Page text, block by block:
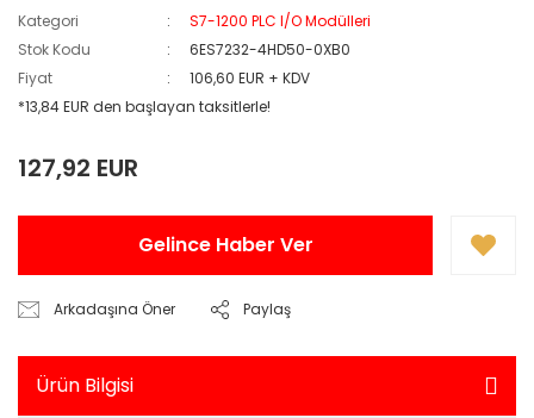
Kategori
S7-1200 PLC I/O Modülleri
Stok Kodu
6ES7232-4HD50-0XB0
Fiyat
106,60 EUR + KDV
*13,84 EUR den başlayan taksitlerle!
127,92 EUR
Gelince Haber Ver
Arkadaşına Öner Paylaş
Ürün Bilgisi